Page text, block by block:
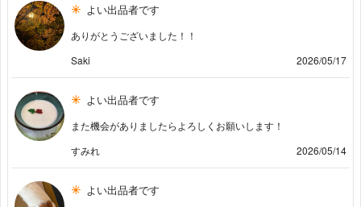
よい出品者です
ありがとうございました！！
Saki
2026/05/17
よい出品者です
また機会がありましたらよろしくお願いします！
すみれ
2026/05/14
よい出品者です